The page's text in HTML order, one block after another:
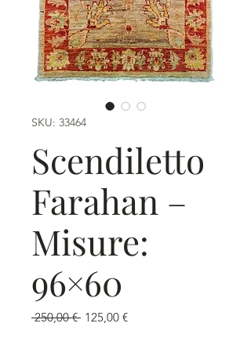
SKU: 33464
Scendiletto
Farahan –
Misure:
96×60
250,00 € Prezzo
125,00 €Prezzo